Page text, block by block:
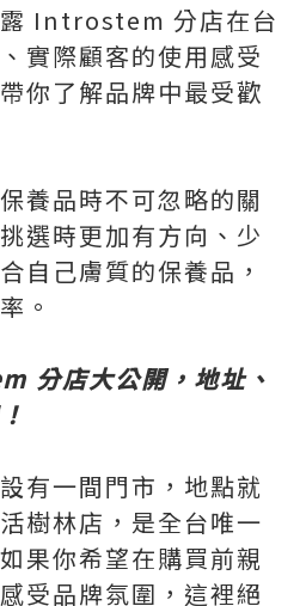
Introstem 分店在台
實際顧客的使用感受
你了解品牌中最受歡
養品時不可忽略的關
選時更加有方向、少
自己膚質的保養品，
。
分店大公開，地址、
有一間門市，地點就
樹林店，是全台唯一
果你希望在購買前親
受品牌氛圍，這裡絕